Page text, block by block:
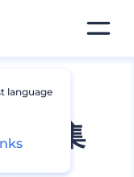
プ集
language